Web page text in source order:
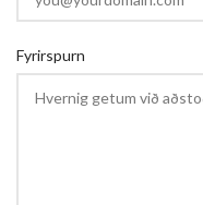
Fyrirspurn